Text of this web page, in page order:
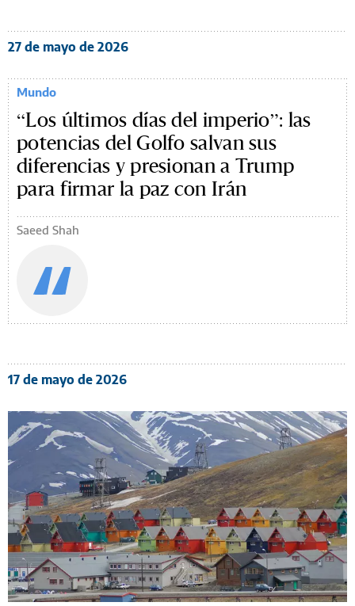
27 de mayo de 2026
Mundo
“Los últimos días del imperio”: las
potencias del Golfo salvan sus
diferencias y presionan a Trump
para firmar la paz con Irán
Saeed Shah
17 de mayo de 2026